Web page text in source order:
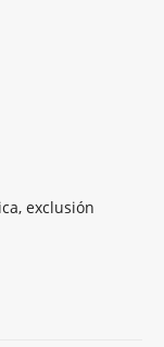
exclusión